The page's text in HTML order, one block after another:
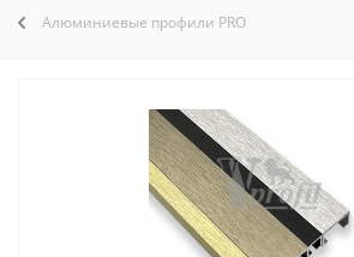
Алюминиевые профили PRO